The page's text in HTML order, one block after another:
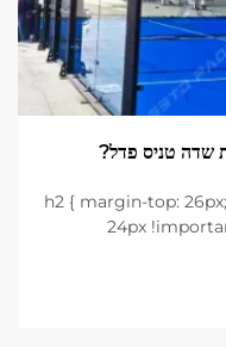
שדה טניס פדל?
h2 { margin-top:
24px